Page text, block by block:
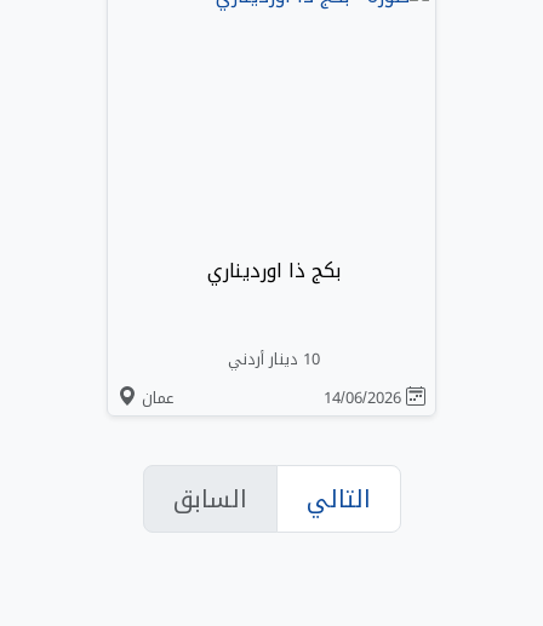
بكج ذا اورديناري
10 دينار أردني
عمان
السابق التالي